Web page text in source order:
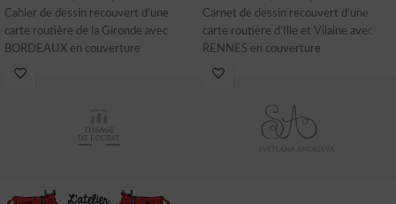
Cahier de dessin recouvert d’une
carte routière de la Gironde avec
BORDEAUX en couverture
Carnet de dessin recouvert d’une
carte routière d’Ille et Vilaine avec
RENNES en couverture